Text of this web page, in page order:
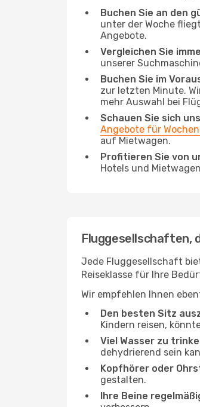
Buchen Sie an den
unter der Woche
Angebote.
Vergleichen Sie
unserer
Buchen Sie im
zur letzten Minute.
mehr Auswahl bei
Schauen Sie sich
Angebote für
auf Mietwagen.
Profitieren Sie von
Hotels und
Fluggesellschaften,
Jede Fluggesellschaft
Reiseklasse für Ihre
Wir empfehlen Ihnen
Den besten Sitz
Kindern reisen,
Viel Wasser zu
dehydrierend sein
Kopfhörer oder
gestalten.
Ihre Beine